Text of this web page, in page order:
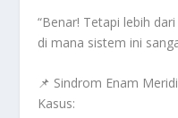
“Benar! Tetapi lebih
di mana sistem ini
📌 Sindrom Enam
Kasus: